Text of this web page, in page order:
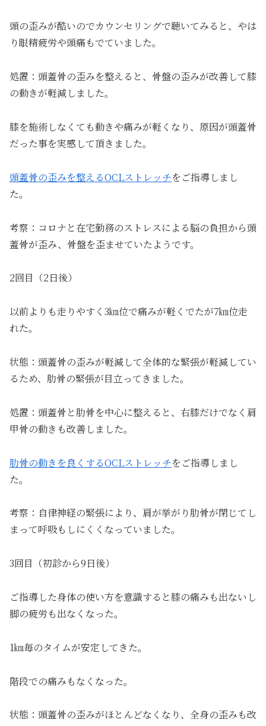
頭の歪みが酷いのでカウンセリングで聴いてみると、やは
り眼精疲労や頭痛もでていました。
処置：頭蓋骨の歪みを整えると、骨盤の歪みが改善して膝
の動きが軽減しました。
膝を施術しなくても動きや痛みが軽くなり、原因が頭蓋骨
だった事を実感して頂きました。
頭蓋骨の歪みを整えるOCLストレッチをご指導しまし
た。
考察：コロナと在宅勤務のストレスによる脳の負担から頭
蓋骨が歪み、骨盤を歪ませていたようです。
2回目（2日後）
以前よりも走りやすく3㎞位で痛みが軽くでたが7㎞位走
れた。
状態：頭蓋骨の歪みが軽減して全体的な緊張が軽減してい
るため、肋骨の緊張が目立ってきました。
処置：頭蓋骨と肋骨を中心に整えると、右膝だけでなく肩
甲骨の動きも改善しました。
肋骨の動きを良くするOCLストレッチをご指導しまし
た。
考察：自律神経の緊張により、肩が挙がり肋骨が閉じてし
まって呼吸もしにくくなっていました。
3回目（初診から9日後）
ご指導した身体の使い方を意識すると膝の痛みも出ないし
脚の疲労も出なくなった。
1㎞毎のタイムが安定してきた。
階段での痛みもなくなった。
状態：頭蓋骨の歪みがほとんどなくなり、全身の歪みも改